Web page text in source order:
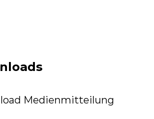
Medienmitteilung